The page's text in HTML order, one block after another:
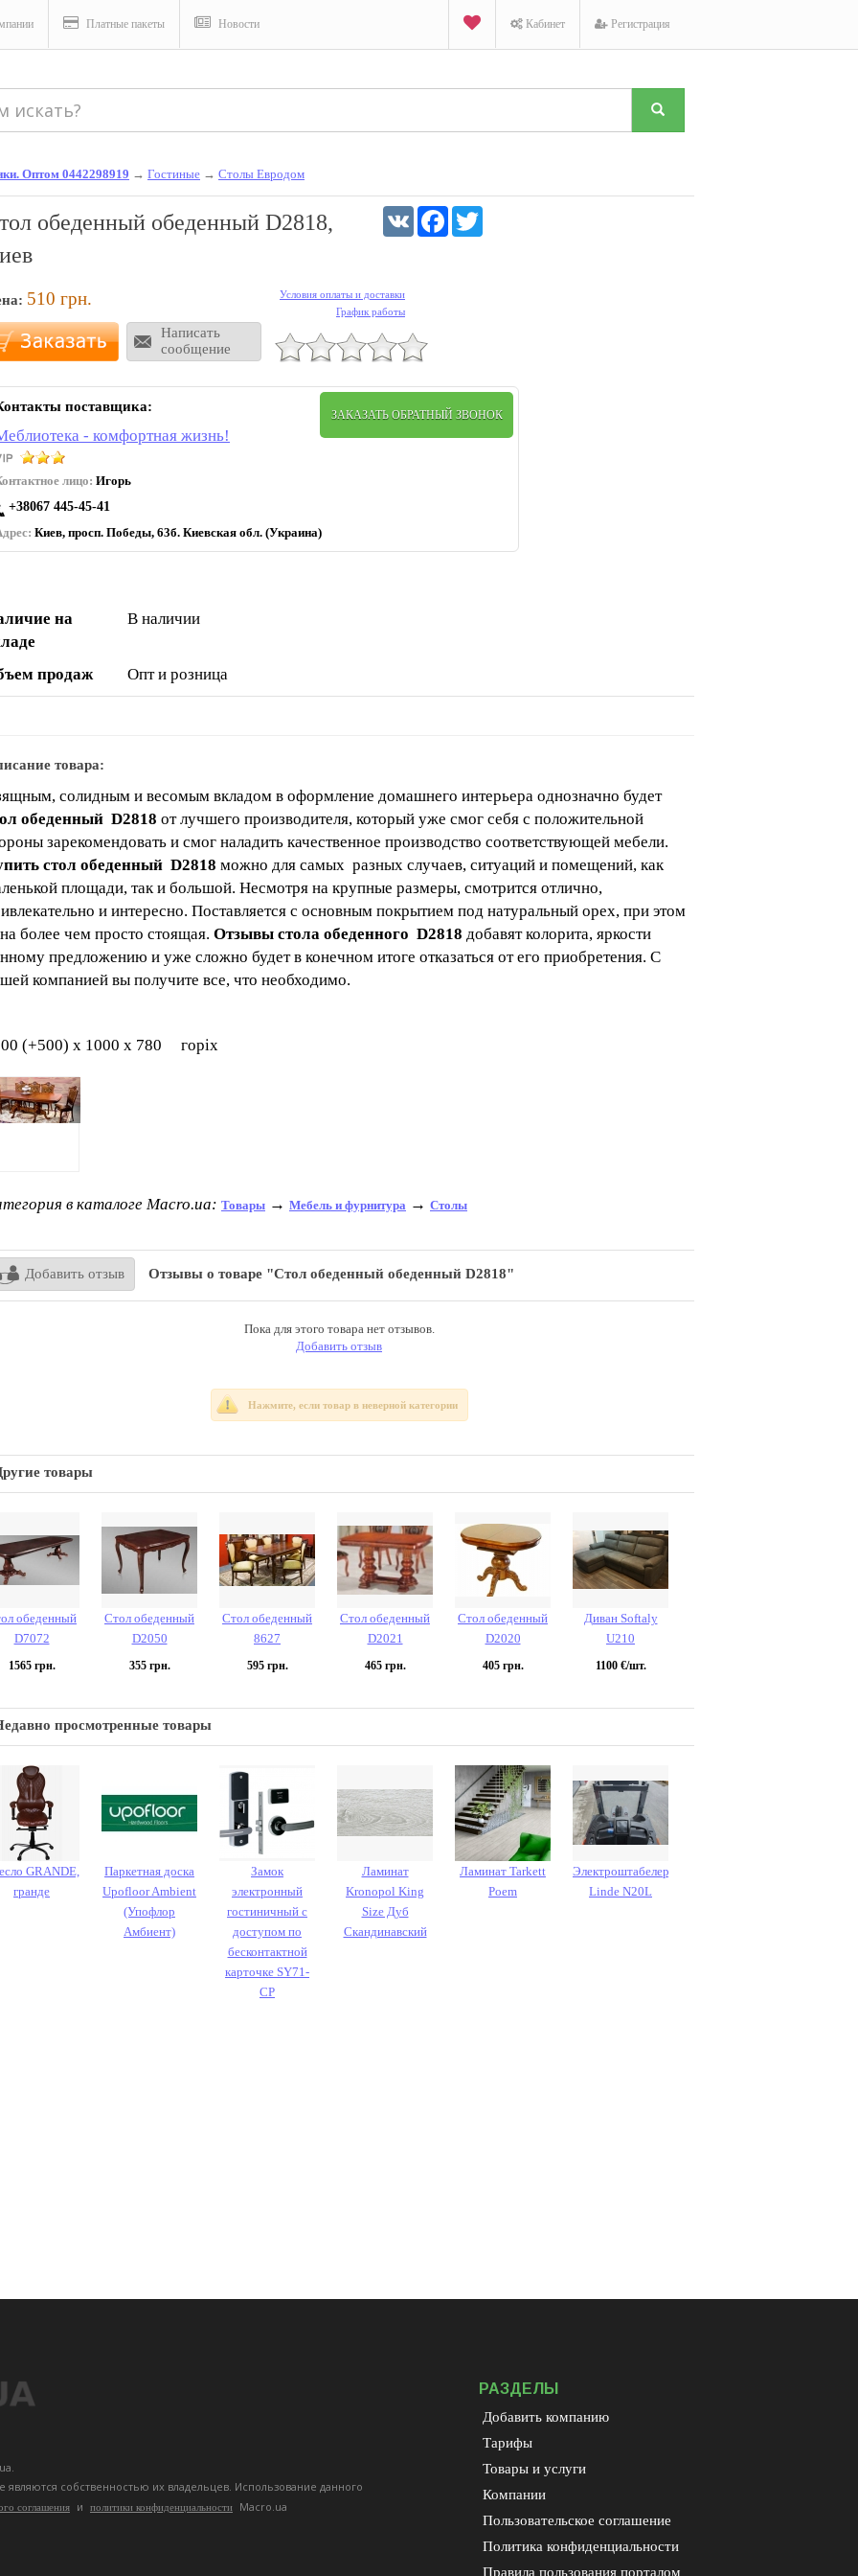
Платные пакеты Новости Кабинет Регистрация
Оптом 0442298919 → Гостиные → Столы Евродом
обеденный обеденный D2818,
510 грн.
Написать
сообщение
Условия оплаты и доставки
График работы
VK Facebook
поставщика:
- комфортная жизнь!
лицо: Игорь
+38067 445-45-41
Киев, просп. Победы, 63б. Киевская обл. (Украина)
ЗАКАЗАТЬ ОБРАТНЫЙ ЗВОНОК
на
В наличии
продаж Опт и розница
товара:
солидным и весомым вкладом в оформление домашнего интерьера однозначно будет
обеденный D2818 от лучшего производителя, который уже смог себя с положительной
зарекомендовать и смог наладить качественное производство соответствующей мебели.
стол обеденный D2818 можно для самых разных случаев, ситуаций и помещений, как
площади, так и большой. Несмотря на крупные размеры, смотрится отлично,
и интересно. Поставляется с основным покрытием под натуральный орех, при этом
более чем просто стоящая. Отзывы стола обеденного D2818 добавят колорита, яркости
предложению и уже сложно будет в конечном итоге отказаться от его приобретения. С
компанией вы получите все, что необходимо.
(+500) х 1000 х 780 горіх
в каталоге Macro.ua: Товары → Мебель и фурнитура → Столы
Добавить отзыв Отзывы о товаре "Стол обеденный обеденный D2818"
Пока для этого товара нет отзывов.
Добавить отзыв
Нажмите, если товар в неверной категории
товары
обеденный
D7072
1565грн.
Стол обеденный
D2050
355грн.
Стол обеденный
8627
595грн.
Стол обеденный
D2021
465грн.
Стол обеденный
D2020
405грн.
Диван Softaly
U210
1100€/шт.
просмотренные товары
GRANDE,
гранде
Паркетная доска
Upofloor Ambient
(Упофлор
Амбиент)
Замок
электронный
гостиничный с
доступом по
бесконтактной
карточке SY71-
CP
Ламинат
Kronopol King
Size Дуб
Скандинавский
Ламинат Tarkett
Poem
Электроштабелер
Linde N20L
собственностью их владельцев. Использование данного
соглашения и политики конфиденциальности Macro.ua
РАЗДЕЛЫ
Добавить компанию
Тарифы
Товары и услуги
Компании
Пользовательское соглашение
Политика конфиденциальности
Правила пользования порталом